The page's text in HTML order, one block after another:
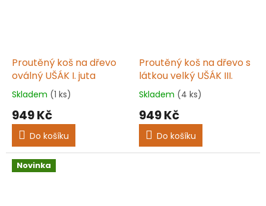
Proutěný koš na dřevo
oválný UŠÁK I. juta
Průměrné
hodnocení
produktu
5,0
z
hvězdiček.
Skladem (1 ks)
949 Kč
Do košíku
Proutěný koš na dřevo s
látkou velký UŠÁK III.
Průměrné
hodnocení
produktu
5,0
z
Skladem (4 ks)
949 Kč
Do košíku
Novinka